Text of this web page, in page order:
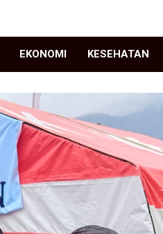
EKONOMI KESEHATAN